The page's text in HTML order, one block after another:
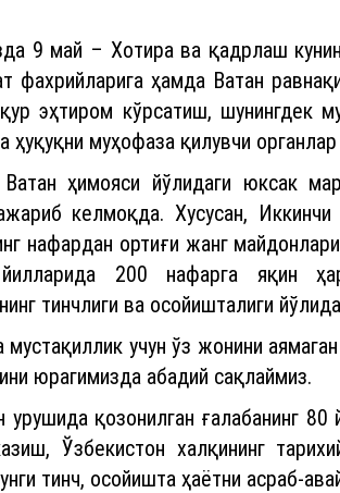
9 май – Хотира ва қадрлаш
фахрийларига ҳамда Ватан
эҳтиром кўрсатиш, шунингдек
ҳуқуқни муҳофаза қилувчи
Ватан ҳимояси йўлидаги юксак
келмоқда. Хусусан,
нафардан ортиғи жанг
йилларида 200 нафарга яқин
тинчлиги ва осойишталиги
мустақиллик учун ўз жонини
юрагимизда абадий сақлаймиз.
урушида қозонилган ғалабанинг
Ўзбекистон халқининг
тинч, осойишта ҳаётни асраб-